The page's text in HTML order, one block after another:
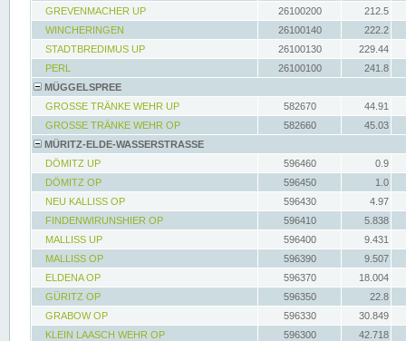
GREVENMACHER UP
26100200
212.5
WINCHERINGEN
26100140
222.2
STADTBREDIMUS UP
26100130
229.44
PERL
26100100
241.8
MÜGGELSPREE
GROSSE TRÄNKE WEHR UP
582670
44.91
GROSSE TRÄNKE WEHR OP
582660
45.03
MÜRITZ-ELDE-WASSERSTRASSE
DÖMITZ UP
596460
0.9
DÖMITZ OP
596450
1.0
NEU KALLISS OP
596430
4.97
FINDENWIRUNSHIER OP
596410
5.838
MALLISS UP
596400
9.431
MALLISS OP
596390
9.507
ELDENA OP
596370
18.004
GÜRITZ OP
596350
22.8
GRABOW OP
596330
30.849
KLEIN LAASCH WEHR OP
596300
42.718